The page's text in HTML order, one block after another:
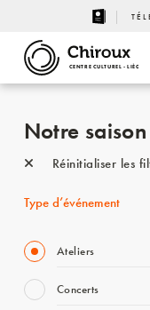
CENTRE CULTUREL - LIÈGE
Notre saison
Réinitialiser les
Type d’événement
Ateliers
Concerts